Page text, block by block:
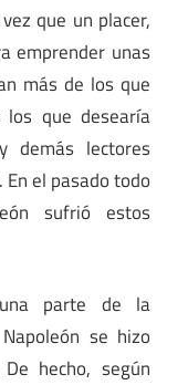
que un placer,
emprender unas
más de los que
que desearía
lectores
el pasado todo
sufrió estos
parte de la
se hizo
hecho, según